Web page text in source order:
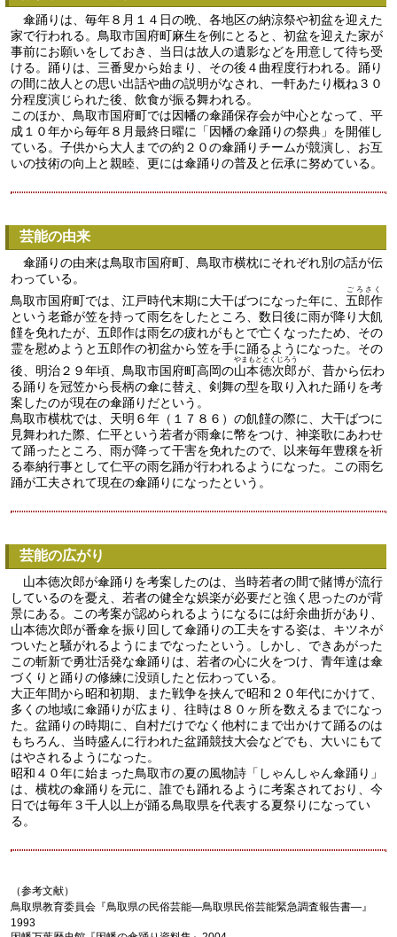
傘踊りは、毎年８月１４日の晩、各地区の納涼祭や初盆を迎えた
家で行われる。鳥取市国府町麻生を例にとると、初盆を迎えた家が
事前にお願いをしておき、当日は故人の遺影などを用意して待ち受
ける。踊りは、三番叟から始まり、その後４曲程度行われる。踊り
の間に故人との思い出話や曲の説明がなされ、一軒あたり概ね３０
分程度演じられた後、飲食が振る舞われる。
このほか、鳥取市国府町では因幡の傘踊保存会が中心となって、平
成１０年から毎年８月最終日曜に「因幡の傘踊りの祭典」を開催し
ている。子供から大人までの約２０の傘踊りチームが競演し、お互
いの技術の向上と親睦、更には傘踊りの普及と伝承に努めている。
芸能の由来
傘踊りの由来は鳥取市国府町、鳥取市横枕にそれぞれ別の話が伝
わっている。
鳥取市国府町では、江戸時代末期に大干ばつになった年に、 五郎作
ごろさく
という老爺が笠を持って雨乞をしたところ、数日後に雨が降り大飢
饉を免れたが、五郎作は雨乞の疲れがもとで亡くなったため、その
霊を慰めようと五郎作の初盆から笠を手に踊るようになった。その
後、明治２９年頃、鳥取市国府町高岡の山本徳次郎
やまもととくじろう
が、昔から伝わ
る踊りを冠笠から長柄の傘に替え、剣舞の型を取り入れた踊りを考
案したのが現在の傘踊りだという。
鳥取市横枕では、天明６年（１７８６）の飢饉の際に、大干ばつに
見舞われた際、仁平という若者が雨傘に幣をつけ、神楽歌にあわせ
て踊ったところ、雨が降って干害を免れたので、以来毎年豊穣を祈
る奉納行事として仁平の雨乞踊が行われるようになった。この雨乞
踊が工夫されて現在の傘踊りになったという。
芸能の広がり
山本徳次郎が傘踊りを考案したのは、当時若者の間で賭博が流行
しているのを憂え、若者の健全な娯楽が必要だと強く思ったのが背
景にある。この考案が認められるようになるには紆余曲折があり、
山本徳次郎が番傘を振り回して傘踊りの工夫をする姿は、キツネが
ついたと騒がれるようにまでなったという。しかし、できあがった
この斬新で勇壮活発な傘踊りは、若者の心に火をつけ、青年達は傘
づくりと踊りの修練に没頭したと伝わっている。
大正年間から昭和初期、また戦争を挟んで昭和２０年代にかけて、
多くの地域に傘踊りが広まり、往時は８０ヶ所を数えるまでになっ
た。盆踊りの時期に、自村だけでなく他村にまで出かけて踊るのは
もちろん、当時盛んに行われた盆踊競技大会などでも、大いにもて
はやされるようになった。
昭和４０年に始まった鳥取市の夏の風物詩「しゃんしゃん傘踊り」
は、横枕の傘踊りを元に、誰でも踊れるように考案されており、今
日では毎年３千人以上が踊る鳥取県を代表する夏祭りになってい
る。
（参考文献）
鳥取県教育委員会『鳥取県の民俗芸能―鳥取県民俗芸能緊急調査報告書―』
1993